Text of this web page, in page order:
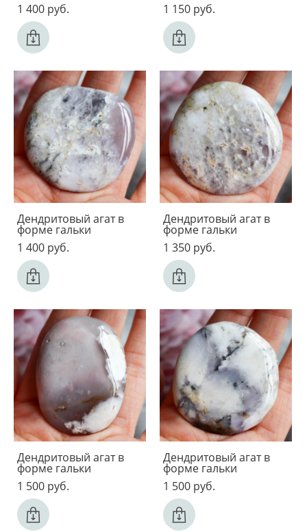
1 400 pуб.
1 150 pуб.
Дендритовый агат в
форме гальки
1 400 pуб.
Дендритовый агат в
форме гальки
1 350 pуб.
Дендритовый агат в
форме гальки
1 500 pуб.
Дендритовый агат в
форме гальки
1 500 pуб.